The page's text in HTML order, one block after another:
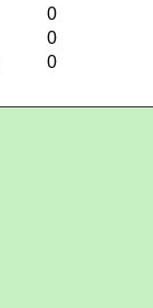
0
0
0